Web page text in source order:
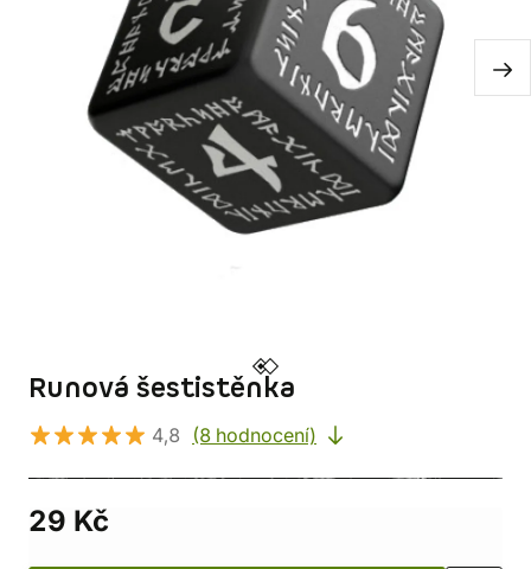
Runová šestistěnka
4,8 (8 hodnocení)
29 Kč